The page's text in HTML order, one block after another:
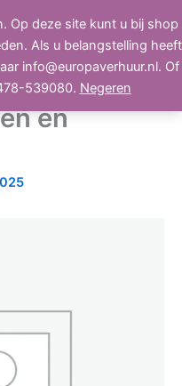
Op deze site kunt u bij shop
Als u belangstelling heeft
info@europaverhuur.nl. Of
539080. Negeren
en kpn
en